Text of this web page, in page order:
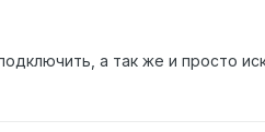
а так же и просто